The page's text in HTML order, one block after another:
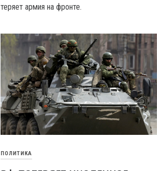
теряет армия на фронте.
ПОЛИТИКА